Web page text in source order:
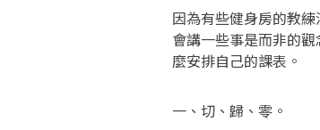
因為有些健身房的教
會講一些事是而非的
麼安排自己的課表。
一、切、歸、零。